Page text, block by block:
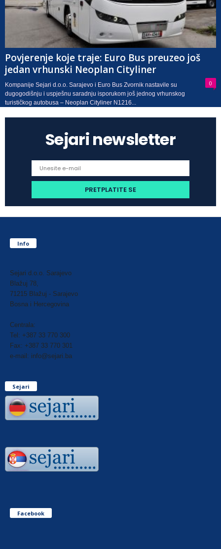
Povjerenje koje traje: Euro Bus preuzeo još
jedan vrhunski Neoplan Cityliner
0
Kompanije Sejari d.o.o. Sarajevo i Euro Bus Zvornik nastavile su
dugogodišnju i uspješnu saradnju isporukom još jednog vrhunskog
turističkog autobusa – Neoplan Cityliner N1216...
Sejari newsletter
Info
Sejari d.o.o. Sarajevo
Blažuj 78,
71215 Blažuj - Sarajevo
Bosna i Hercegovina
Centrala:
Tel: +387 33 770 300
Fax: +387 33 770 301
e-mail: info@sejari.ba
Sejari
Facebook